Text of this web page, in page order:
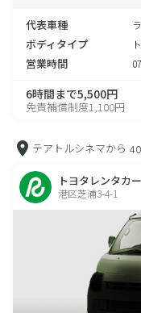
代表車種
ボディタイプ
営業時間
6時間まで5,500円
免責補償制度1,100円
テアトルシネマから
トヨタレンタカ
港区芝浦3-4-1